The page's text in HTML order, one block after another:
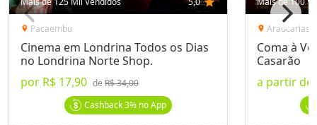
location_on Pacaembu
Cinema em Londrina Todos os Dias
no Londrina Norte Shop.
por R$ 17,90 deR$ 34,00
Cashback3%no App
location_on Araucárias
Coma à
Casarão
a partir de